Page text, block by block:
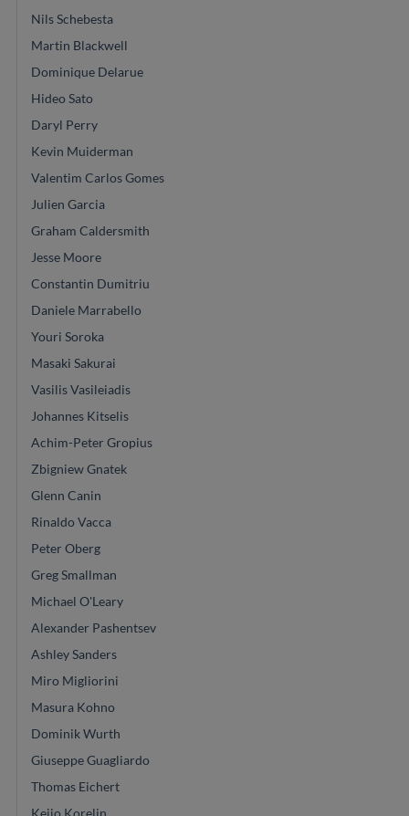
Nils Schebesta
Martin Blackwell
Dominique Delarue
Hideo Sato
Daryl Perry
Kevin Muiderman
Valentim Carlos Gomes
Julien Garcia
Graham Caldersmith
Jesse Moore
Constantin Dumitriu
Daniele Marrabello
Youri Soroka
Masaki Sakurai
Vasilis Vasileiadis
Johannes Kitselis
Achim-Peter Gropius
Zbigniew Gnatek
Glenn Canin
Rinaldo Vacca
Peter Oberg
Greg Smallman
Michael O'Leary
Alexander Pashentsev
Ashley Sanders
Miro Migliorini
Masura Kohno
Dominik Wurth
Giuseppe Guagliardo
Thomas Eichert